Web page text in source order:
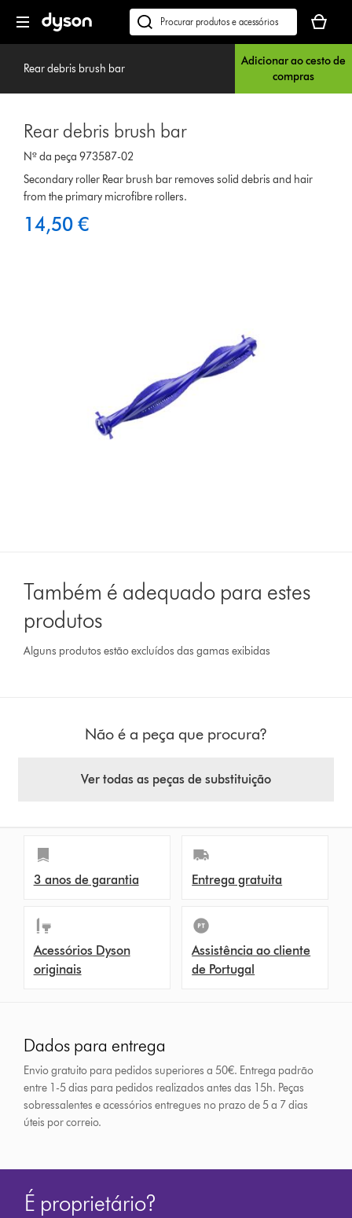
seguinte
Pesquisar
em
seu
cesto
de
compras
está
Rear debris brush bar
Adicionar ao cesto de
compras
Rear debris brush bar
Nº da peça 973587-02
Secondary roller Rear brush bar removes solid debris and hair
from the primary microfibre rollers.
14,50 €
Também é adequado para estes
produtos
Alguns produtos estão excluídos das gamas exibidas
Não é a peça que procura?
Ver todas as peças de substituição
3 anos de garantia Entrega gratuita
Acessórios Dyson
originais
Assistência ao cliente
de Portugal
Dados para entrega
Envio gratuito para pedidos superiores a 50€. Entrega padrão
entre 1-5 dias para pedidos realizados antes das 15h. Peças
sobressalentes e acessórios entregues no prazo de 5 a 7 dias
úteis por correio.
É proprietário?